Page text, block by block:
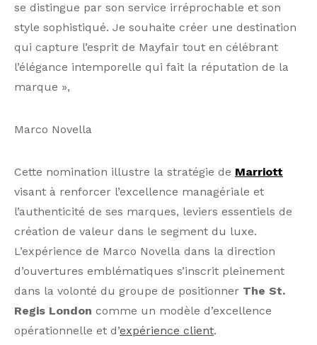
se distingue par son service irréprochable et son
style sophistiqué. Je souhaite créer une destination
qui capture l’esprit de Mayfair tout en célébrant
l’élégance intemporelle qui fait la réputation de la
marque »,
Marco Novella
Cette nomination illustre la stratégie de Marriott
visant à renforcer l’excellence managériale et
l’authenticité de ses marques, leviers essentiels de
création de valeur dans le segment du luxe.
L’expérience de Marco Novella dans la direction
d’ouvertures emblématiques s’inscrit pleinement
dans la volonté du groupe de positionner The St.
Regis London comme un modèle d’excellence
opérationnelle et d’expérience client.